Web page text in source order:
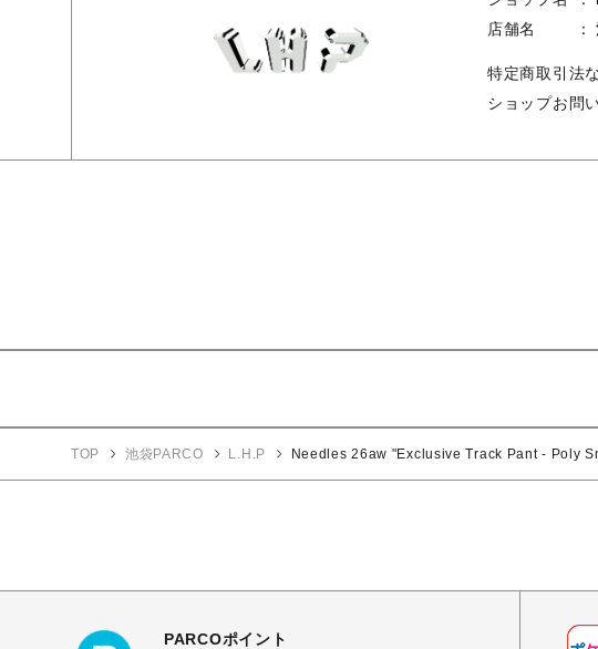
店舗名
特定商取引法
ショップお問
TOP 池袋PARCO L.H.P Needles 26aw "Exclusive Track Pant - Poly
PARCOポイント